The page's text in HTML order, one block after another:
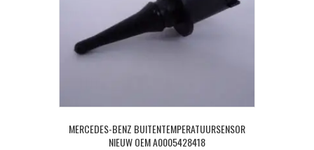
MERCEDES-BENZ BUITENTEMPERATUURSENSOR
NIEUW OEM A0005428418